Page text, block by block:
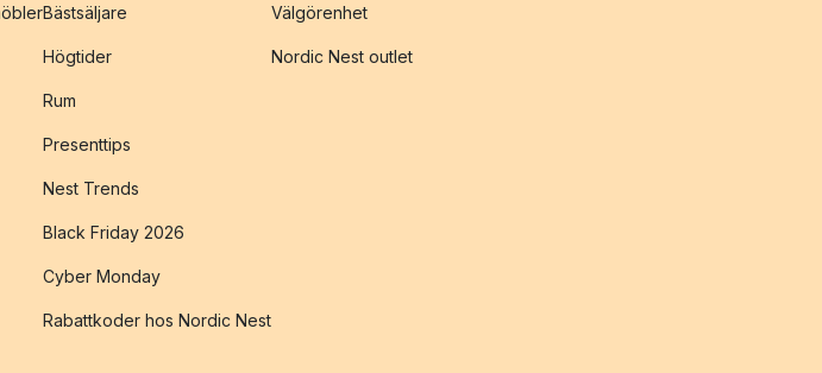
Bästsäljare
Högtider
Rum
Presenttips
Nest Trends
Black Friday 2026
Cyber Monday
Rabattkoder hos Nordic Nest
Välgörenhet
Nordic Nest outlet